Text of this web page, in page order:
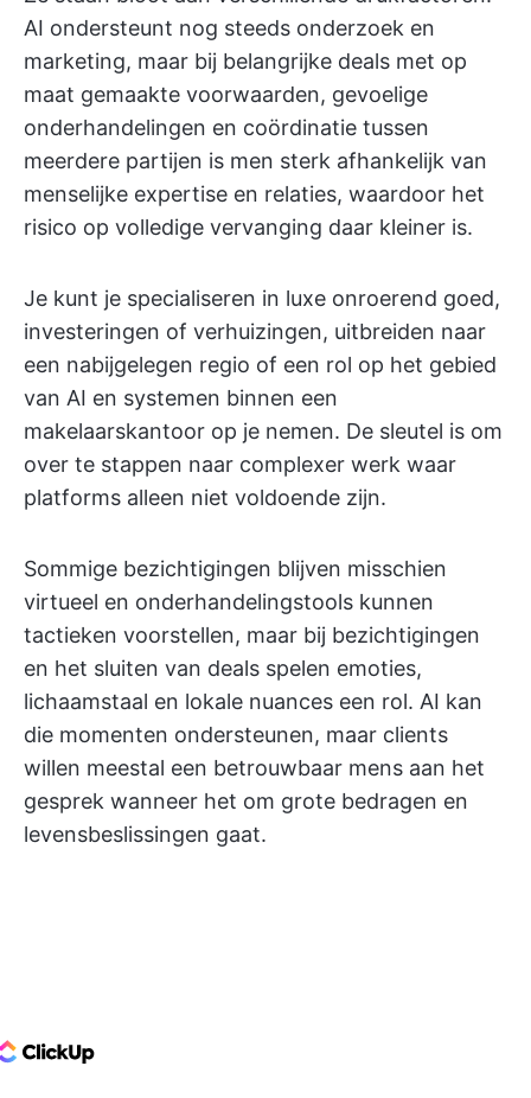
AI ondersteunt nog steeds onderzoek en
marketing, maar bij belangrijke deals met op
maat gemaakte voorwaarden, gevoelige
onderhandelingen en coördinatie tussen
meerdere partijen is men sterk afhankelijk van
menselijke expertise en relaties, waardoor het
risico op volledige vervanging daar kleiner is.
Je kunt je specialiseren in luxe onroerend goed,
investeringen of verhuizingen, uitbreiden naar
een nabijgelegen regio of een rol op het gebied
van AI en systemen binnen een
makelaarskantoor op je nemen. De sleutel is om
over te stappen naar complexer werk waar
platforms alleen niet voldoende zijn.
Sommige bezichtigingen blijven misschien
virtueel en onderhandelingstools kunnen
tactieken voorstellen, maar bij bezichtigingen
en het sluiten van deals spelen emoties,
lichaamstaal en lokale nuances een rol. AI kan
die momenten ondersteunen, maar clients
willen meestal een betrouwbaar mens aan het
gesprek wanneer het om grote bedragen en
levensbeslissingen gaat.
Logo